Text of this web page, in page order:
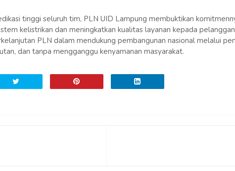
tinggi seluruh tim, PLN UID Lampung membuktikan
kelistrikan dan meningkatkan kualitas layanan kepada
PLN dalam mendukung pembangunan nasional melalui
dan tanpa mengganggu kenyamanan masyarakat.